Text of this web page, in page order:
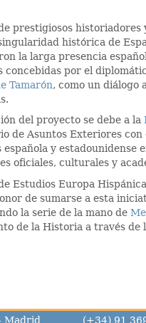
prestigiosos historiadores
histórica de
la larga presencia
concebidas por el
Tamarón, como un diálogo
del proyecto se debe a la
de Asuntos Exteriores
española y estadounidense
oficiales, culturales y
Estudios Europa
de sumarse a esta
la serie de la mano de
de la Historia a través de
Madrid (+34) 91